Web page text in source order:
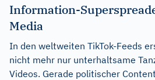
Information-
Media
In den weltweiten TikTok-Feeds
nicht mehr nur unterhaltsame
Videos. Gerade politischer